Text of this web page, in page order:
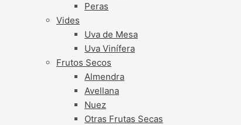
Peras
Vides
Uva de Mesa
Uva Vinífera
Frutos Secos
Almendra
Avellana
Nuez
Otras Frutas Secas